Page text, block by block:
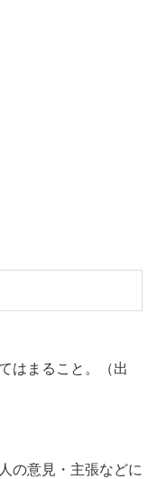
はまること。（出
の意見・主張などに